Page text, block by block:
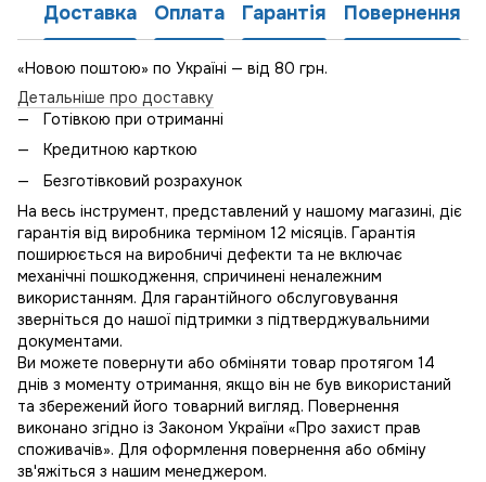
Доставка Оплата Гарантія Повернення
«Новою поштою» по Україні — від 80 грн.
Детальніше про доставку
Готівкою при отриманні
Кредитною карткою
Безготівковий розрахунок
На весь інструмент, представлений у нашому магазині, діє
гарантія від виробника терміном 12 місяців. Гарантія
поширюється на виробничі дефекти та не включає
механічні пошкодження, спричинені неналежним
використанням. Для гарантійного обслуговування
зверніться до нашої підтримки з підтверджувальними
документами.
Ви можете повернути або обміняти товар протягом 14
днів з моменту отримання, якщо він не був використаний
та збережений його товарний вигляд. Повернення
виконано згідно із Законом України «Про захист прав
споживачів». Для оформлення повернення або обміну
зв'яжіться з нашим менеджером.